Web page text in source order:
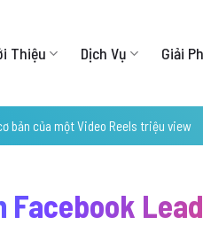
Thiệu Dịch Vụ Giải
bản của một Video Reels triệu view
Facebook